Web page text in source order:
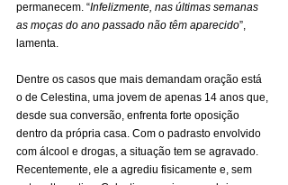
permanecem. “Infelizmente, nas últimas semanas
as moças do ano passado não têm aparecido”,
lamenta.
Dentre os casos que mais demandam oração está
o de Celestina, uma jovem de apenas 14 anos que,
desde sua conversão, enfrenta forte oposição
dentro da própria casa. Com o padrasto envolvido
com álcool e drogas, a situação tem se agravado.
Recentemente, ele a agrediu fisicamente e, sem